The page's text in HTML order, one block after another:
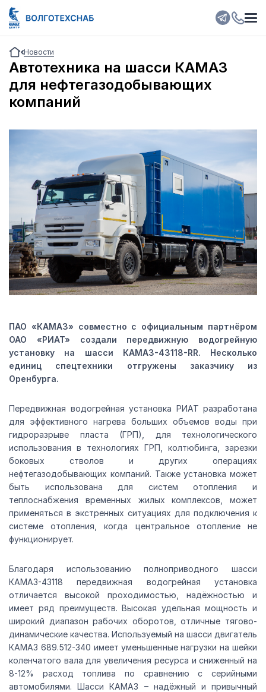
Новости
Автотехника на шасси КАМАЗ
для нефтегазодобывающих
компаний
ПАО «КАМАЗ» совместно с официальным партнёром
ОАО «РИАТ» создали передвижную водогрейную
установку на шасси КАМАЗ-43118-RR. Несколько
единиц спецтехники отгружены заказчику из
Оренбурга.
Передвижная водогрейная установка РИАТ разработана
для эффективного нагрева больших объемов воды при
гидроразрыве пласта (ГРП), для технологического
использования в технологиях ГРП, колтюбинга, зарезки
боковых стволов и других операциях
нефтегазодобывающих компаний. Также установка может
быть использована для систем отопления и
теплоснабжения временных жилых комплексов, может
применяться в экстренных ситуациях для подключения к
системе отопления, когда центральное отопление не
функционирует.
Благодаря использованию полноприводного шасси
КАМАЗ-43118 передвижная водогрейная установка
отличается высокой проходимостью, надёжностью и
имеет ряд преимуществ. Высокая удельная мощность и
широкий диапазон рабочих оборотов, отличные тягово-
динамические качества. Используемый на шасси двигатель
КАМАЗ 689.512-340 имеет уменьшенные нагрузки на шейки
коленчатого вала для увеличения ресурса и сниженный на
8-12% расход топлива по сравнению с серийными
автомобилями. Шасси КАМАЗ – надёжный и привычный